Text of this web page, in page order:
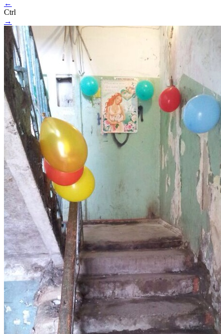
←
Ctrl
→